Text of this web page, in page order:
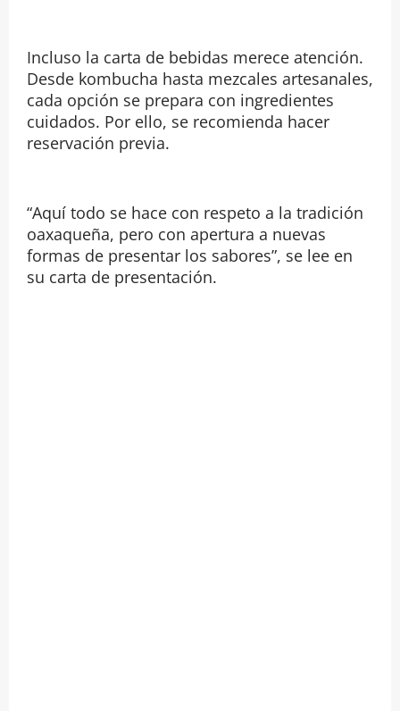
Incluso la carta de bebidas merece atención.
Desde kombucha hasta mezcales artesanales,
cada opción se prepara con ingredientes
cuidados. Por ello, se recomienda hacer
reservación previa.
“Aquí todo se hace con respeto a la tradición
oaxaqueña, pero con apertura a nuevas
formas de presentar los sabores”, se lee en
su carta de presentación.